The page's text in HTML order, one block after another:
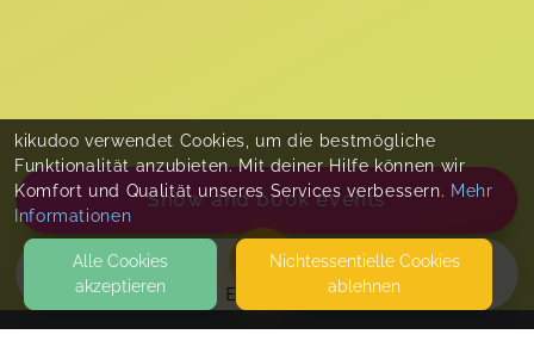
EVENTS
Show and book events
kikudoo verwendet Cookies, um die bestmögliche
Funktionalität anzubieten. Mit deiner Hilfe können wir
Komfort und Qualität unseres Services verbessern. Mehr
Informationen
Alle Cookies
akzeptieren
Nicht­essentielle Cookies
ablehnen